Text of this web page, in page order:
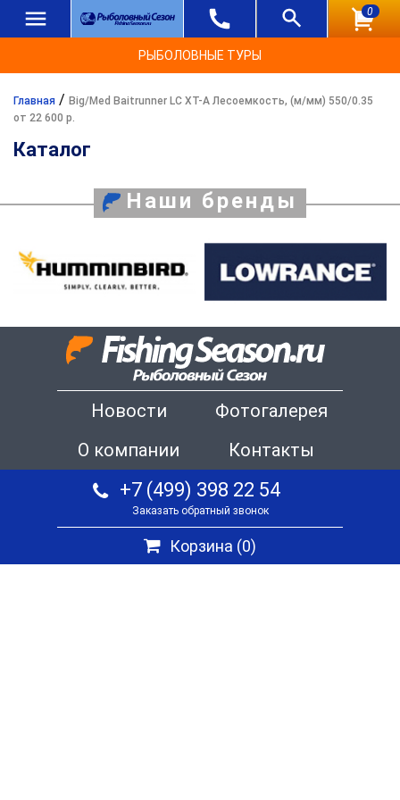
0
РЫБОЛОВНЫЕ ТУРЫ
Главная / Big/Med Baitrunner LC XT-A Лесоемкость, (м/мм) 550/0.35
от 22 600 р.
Каталог
Наши бренды
Новости
Фотогалерея
О компании
Контакты
+7 (499) 398 22 54
Заказать обратный звонок
Корзина (0)